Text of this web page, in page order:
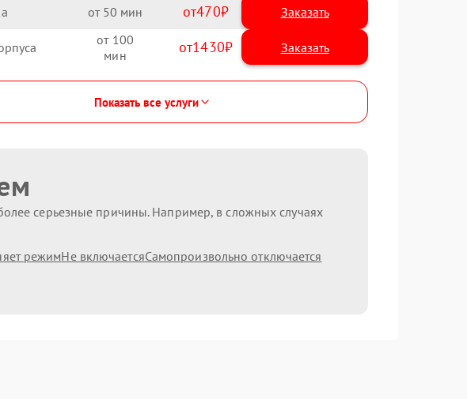
50 470
100 1430
Показать все услуги
серьезные причины. Например, в сложных случаях
режимНе включаетсяСамопроизвольно отключается